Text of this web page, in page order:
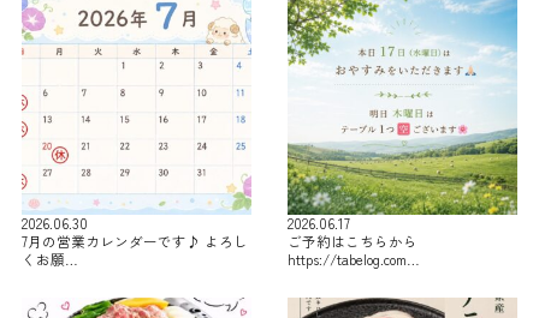
2026.06.30
7月の営業カレンダーです♪ よろし
くお願…
2026.06.17
ご予約はこちらから
https://tabelog.com…